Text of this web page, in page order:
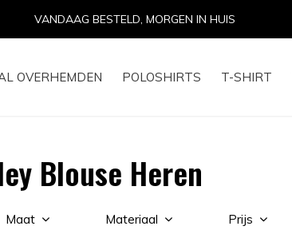
OVERHEMDEN POLOSHIRTS T-SHIRT
VANDAAG BESTELD, MORGEN IN HUIS
Blouse Heren
Maat Materiaal Prijs